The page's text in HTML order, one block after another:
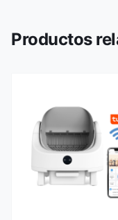
Productos